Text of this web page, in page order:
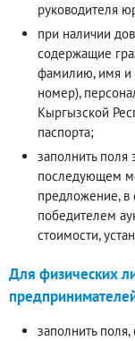
руководителя
при наличии
содержащие
фамилию, имя и
номер),
Кыргызской
паспорта;
заполнить поля
последующем
предложение, в
победителем
стоимости,
Для физических
заполнить